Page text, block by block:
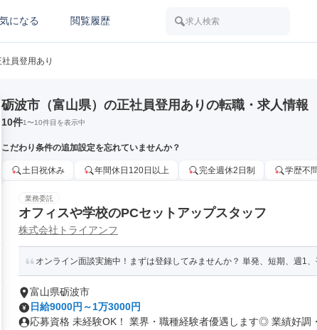
気になる 閲覧履歴 求人検索
社員登用あり
砺波市（富山県）の正社員登用ありの転職・求人情報
10件1〜10件目を表示中
こだわり条件の追加設定を忘れていませんか？
土日祝休み 年間休日120日以上 完全週休2日制 学歴不
業務委託
オフィスや学校のPCセットアップスタッフ
株式会社トライアンフ
オンライン面談実施中！まずは登録してみませんか？ 単発、短期、週1
富山県砺波市
日給9000円～1万3000円
応募資格 未経験OK！ 業界・職種経験者優遇します◎ 業績好調